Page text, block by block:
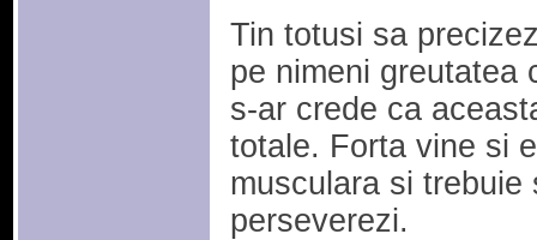
Tin totusi sa
pe nimeni greutatea
s-ar crede ca
totale. Forta vine si
musculara si trebuie
perseverezi.